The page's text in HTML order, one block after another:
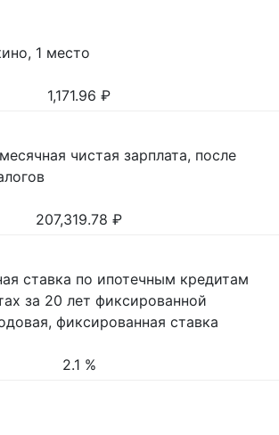
1 место
1,171.96 ₽
чистая зарплата, после
207,319.78 ₽
ставка по ипотечным кредитам
за 20 лет фиксированной
фиксированная ставка
2.1 %